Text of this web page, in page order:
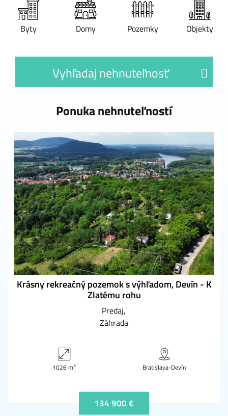
Byty Domy Pozemky Objekty
Vyhľadaj nehnuteľnosť
Ponuka nehnuteľností
Krásny rekreačný pozemok s výhľadom, Devín - K
Zlatému rohu
Predaj
Záhrada
1026 m2 Bratislava-Devín
134 900 €